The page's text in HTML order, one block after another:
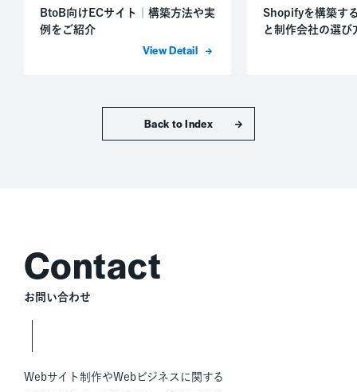
BtoB向けECサイト｜構築方法や実
例をご紹介
詳細を表示
Shopifyを構築す
と制作会社の選び
トップへ戻る
お問い合わせ
Webサイト制作やWebビジネスに関する